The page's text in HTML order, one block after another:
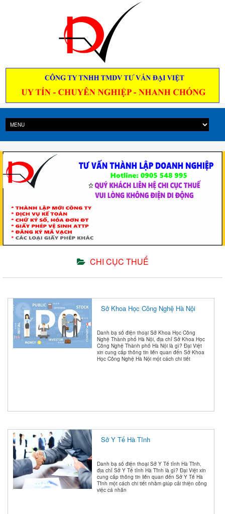
CHI CỤC THUẾ
Sở Khoa Học Công Nghệ Hà Nội
Danh bạ số điện thoại Sở Khoa Học Công
Nghệ Thành phố Hà Nội, địa chỉ Sở Khoa Học
Công Nghệ Thành phố Hà Nội là gì? Đại Việt
xin cung cấp thông tin liên quan đến Sở Khoa
Học Công Nghệ Hà Nội một cách chi tiết
Sở Y Tế Hà Tĩnh
Danh bạ số điện thoại Sở Y Tế tỉnh Hà Tĩnh,
địa chỉ Sở Y Tế tỉnh Hà Tĩnh là gì? Đại Việt xin
cung cấp thông tin liên quan đến Sở Y Tế Hà
Tĩnh một cách chi tiết nhằm giúp cải thiện công
việc cá nhân